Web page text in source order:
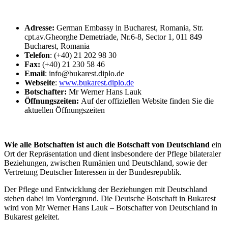
Adresse: German Embassy in Bucharest, Romania, Str.
cpt.av.Gheorghe Demetriade, Nr.6-8, Sector 1, 011 849
Bucharest, Romania
Telefon: (+40) 21 202 98 30
Fax: (+40) 21 230 58 46
Email: info@bukarest.diplo.de
Webseite: www.bukarest.diplo.de
Botschafter: Mr Werner Hans Lauk
Öffnungszeiten: Auf der offiziellen Website finden Sie die
aktuellen Öffnungszeiten
Wie alle Botschaften ist auch die Botschaft von Deutschland ein
Ort der Repräsentation und dient insbesondere der Pflege bilateraler
Beziehungen, zwischen Rumänien und Deutschland, sowie der
Vertretung Deutscher Interessen in der Bundesrepublik.
Der Pflege und Entwicklung der Beziehungen mit Deutschland
stehen dabei im Vordergrund. Die Deutsche Botschaft in Bukarest
wird von Mr Werner Hans Lauk – Botschafter von Deutschland in
Bukarest geleitet.